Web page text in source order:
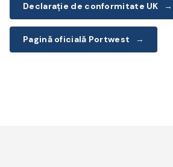
Declarație de conformitate UK →
Pagină oficială Portwest →